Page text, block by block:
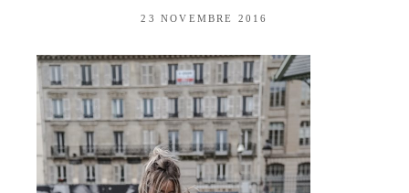
23 NOVEMBRE 2016